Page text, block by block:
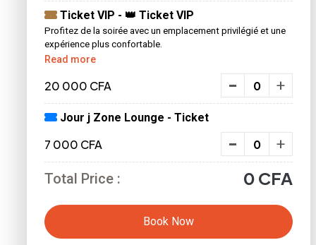
Ticket VIP - 👑 Ticket VIP
Profitez de la soirée avec un emplacement privilégié et une
expérience plus confortable.
Read more
20 000 CFA - +
Jour j Zone Lounge - Ticket
7 000 CFA - +
Total Price : 0 CFA
Book Now